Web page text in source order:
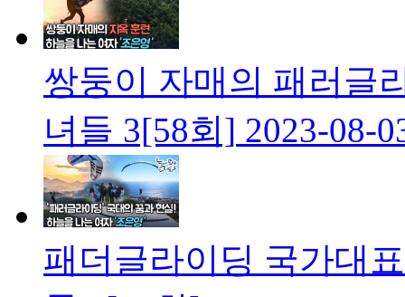
쌍둥이 자매의 패러글
녀들 3[58회] 2023-08-
패더글라이딩 국가대